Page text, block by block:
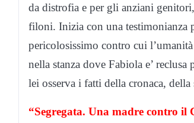
da distrofia e per gli anziani
filoni. Inizia con una testimonianza
pericolosissimo contro cui
nella stanza dove Fabiola e’
lei osserva i fatti della cronaca,
“Segregata. Una madre contro il